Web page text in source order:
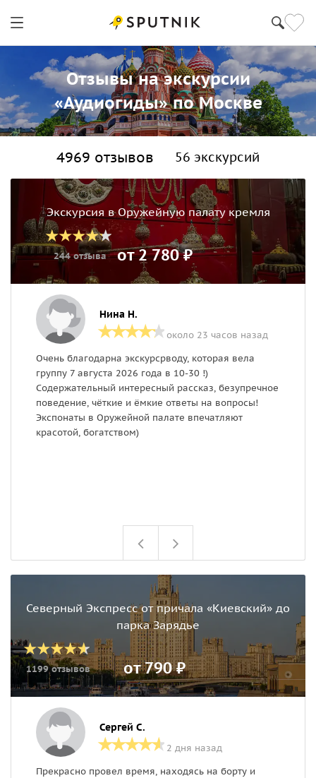
Отзывы на экскурсии
«Аудиогиды» по Москве
4969 отзывов 56 экскурсий
Экскурсия в Оружейную палату кремля
244 отзыва от 2 780 ₽
Нина Н.
около 23 часов назад
Очень благодарна экскурсрводу, которая вела
группу 7 августа 2026 года в 10-30 !)
Содержательный интересный рассказ, безупречное
поведение, чëткие и ëмкие ответы на вопросы!
Экспонаты в Оружейной палате впечатляют
красотой, богатством)
Северный Экспресс от причала «Киевский» до
парка Зарядье
1199 отзывов от 790 ₽
Сергей С.
2 дня назад
Прекрасно провел время, находясь на борту и